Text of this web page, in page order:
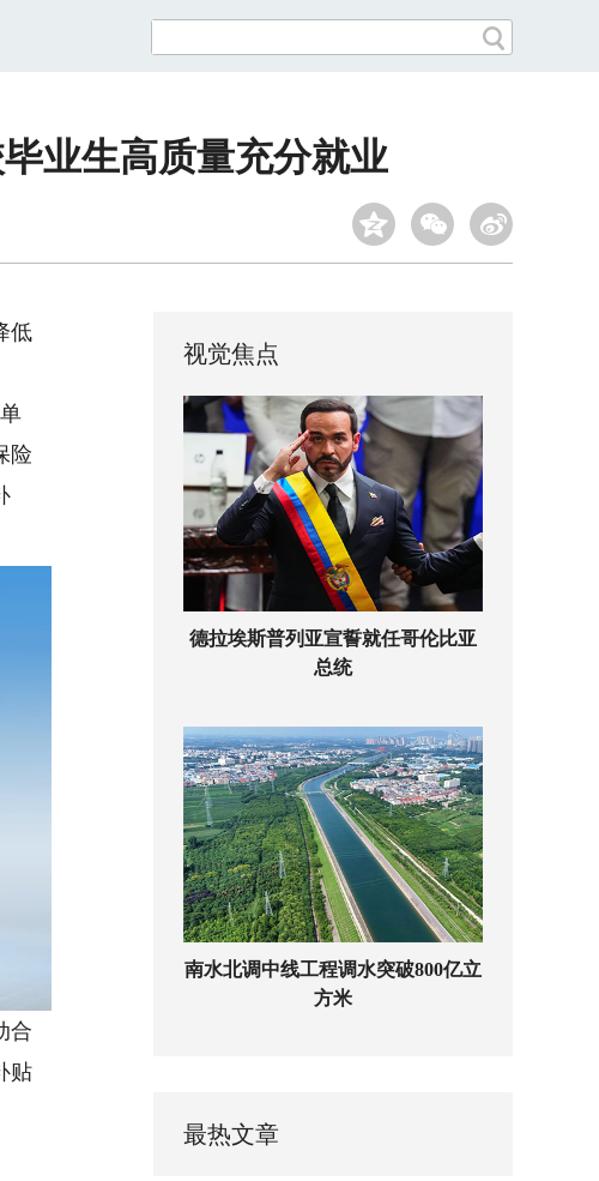
业生高质量充分就业
低
险
合
贴
视觉焦点
德拉埃斯普列亚宣誓就任哥伦比亚
总统
南水北调中线工程调水突破800亿立
方米
最热文章